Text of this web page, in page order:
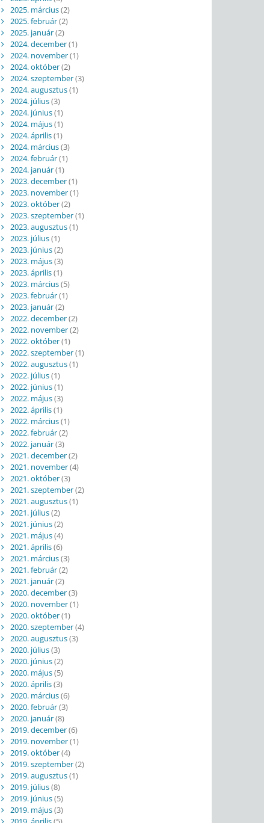
2025. március(2)
2025. február(2)
2025. január(2)
2024. december(1)
2024. november(1)
2024. október(2)
2024. szeptember(3)
2024. augusztus(1)
2024. július(3)
2024. június(1)
2024. május(1)
2024. április(1)
2024. március(3)
2024. február(1)
2024. január(1)
2023. december(1)
2023. november(1)
2023. október(2)
2023. szeptember(1)
2023. augusztus(1)
2023. július(1)
2023. június(2)
2023. május(3)
2023. április(1)
2023. március(5)
2023. február(1)
2023. január(2)
2022. december(2)
2022. november(2)
2022. október(1)
2022. szeptember(1)
2022. augusztus(1)
2022. július(1)
2022. június(1)
2022. május(3)
2022. április(1)
2022. március(1)
2022. február(2)
2022. január(3)
2021. december(2)
2021. november(4)
2021. október(3)
2021. szeptember(2)
2021. augusztus(1)
2021. július(2)
2021. június(2)
2021. május(4)
2021. április(6)
2021. március(3)
2021. február(2)
2021. január(2)
2020. december(3)
2020. november(1)
2020. október(1)
2020. szeptember(4)
2020. augusztus(3)
2020. július(3)
2020. június(2)
2020. május(5)
2020. április(3)
2020. március(6)
2020. február(3)
2020. január(8)
2019. december(6)
2019. november(1)
2019. október(4)
2019. szeptember(2)
2019. augusztus(1)
2019. július(8)
2019. június(5)
2019. május(3)